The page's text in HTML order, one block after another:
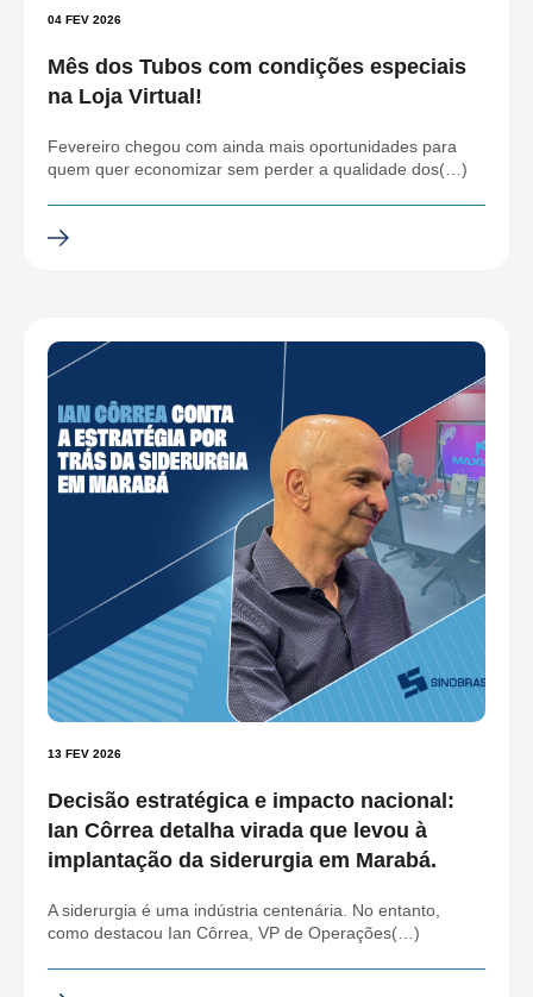
04 FEV 2026
Mês dos Tubos com condições especiais
na Loja Virtual!
Fevereiro chegou com ainda mais oportunidades para
quem quer economizar sem perder a qualidade dos(…)
13 FEV 2026
Decisão estratégica e impacto nacional:
Ian Côrrea detalha virada que levou à
implantação da siderurgia em Marabá.
A siderurgia é uma indústria centenária. No entanto,
como destacou Ian Côrrea, VP de Operações(…)